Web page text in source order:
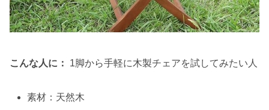
こんな人に： 1脚から手軽に木製チェアを試してみたい人
素材：天然木